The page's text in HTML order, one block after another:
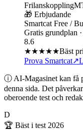
Frilanskoppling
🎁 Erbjudande
Smartcat Free /
Gratis grundplan
8.6
★★★★★Bäst
Prova Smartcat↗
ⓘ AI-Magasinet kan få
denna sida. Det
oberoende test och
D
🏆 Bäst i test 2026